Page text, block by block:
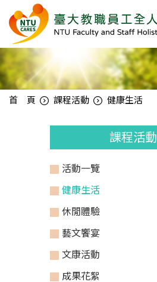
首 頁 課程活動 健康生活
課程活動
活動一覽
健康生活
休閒體驗
藝文饗宴
文康活動
成果花絮